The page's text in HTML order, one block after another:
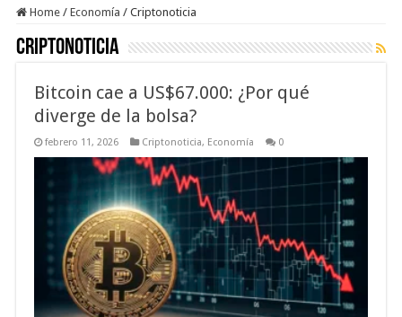
Home / Economía / Criptonoticia
Criptonoticia
Bitcoin cae a US$67.000: ¿Por qué
diverge de la bolsa?
febrero 11, 2026 Criptonoticia, Economía 0